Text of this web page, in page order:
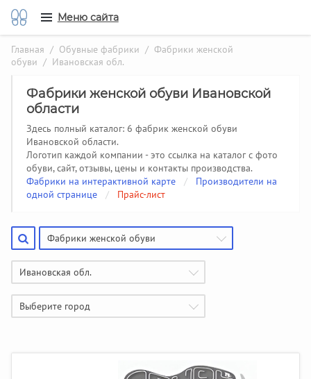
Меню сайта
Главная / Обувные фабрики / Фабрики женской
обуви / Ивановская обл.
Фабрики женской обуви Ивановской
области
Здесь полный каталог: 6 фабрик женской обуви
Ивановской области.
Логотип каждой компании - это ссылка на каталог с фото
обуви, сайт, отзывы, цены и контакты производства.
Фабрики на интерактивной карте
/
Производители на
одной странице
/ Прайс-лист
Фабрики женской обуви
Ивановская обл.
Выберите город